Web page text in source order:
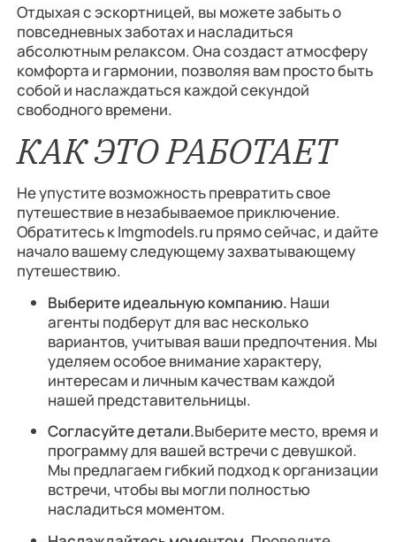
Отдыхая с эскортницей, вы можете забыть о
повседневных заботах и насладиться
абсолютным релаксом. Она создаст атмосферу
комфорта и гармонии, позволяя вам просто быть
собой и наслаждаться каждой секундой
свободного времени.
КАК ЭТО РАБОТАЕТ
Не упустите возможность превратить свое
путешествие в незабываемое приключение.
Обратитесь к Imgmodels.ru прямо сейчас, и дайте
начало вашему следующему захватывающему
путешествию.
Выберите идеальную компанию. Наши
агенты подберут для вас несколько
вариантов, учитывая ваши предпочтения. Мы
уделяем особое внимание характеру,
интересам и личным качествам каждой
нашей представительницы.
Согласуйте детали.Выберите место, время и
программу для вашей встречи с девушкой.
Мы предлагаем гибкий подход к организации
встречи, чтобы вы могли полностью
насладиться моментом.